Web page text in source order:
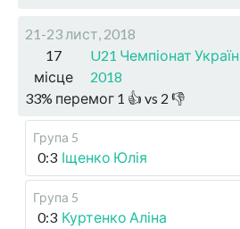
21-23 лист, 2018
17
місце
U21 Чемпіонат
2018
33% перемог 1 👍 vs 2 👎
Група 5
0:3 Іщенко Юлія
Група 5
0:3 Куртенко Аліна